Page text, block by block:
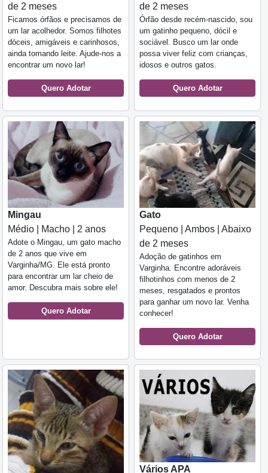
de 2 meses
Ficamos órfãos e precisamos de
um lar acolhedor. Somos filhotes
dóceis, amigáveis e carinhosos,
ainda tomando leite. Ajude-nos a
encontrar um novo lar!
Quero Adotar
de 2 meses
Órfão desde recém-nascido, sou
um gatinho pequeno, dócil e
sociável. Busco um lar onde
possa viver feliz com crianças,
idosos e outros gatos.
Quero Adotar
Mingau
Médio | Macho | 2 anos
Adote o Mingau, um gato macho
de 2 anos que vive em
Varginha/MG. Ele está pronto
para encontrar um lar cheio de
amor. Descubra mais sobre ele!
Quero Adotar
Gato
Pequeno | Ambos | Abaixo
de 2 meses
Adoção de gatinhos em
Varginha. Encontre adoráveis
filhotinhos com menos de 2
meses, resgatados e prontos
para ganhar um novo lar. Venha
conhecer!
Quero Adotar
Vários APA